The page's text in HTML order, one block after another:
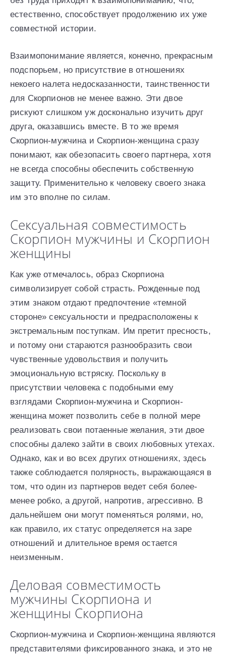
естественно, способствует продолжению их уже
совместной истории.
Взаимопонимание является, конечно, прекрасным
подспорьем, но присутствие в отношениях
некоего налета недосказанности, таинственности
для Скорпионов не менее важно. Эти двое
рискуют слишком уж досконально изучить друг
друга, оказавшись вместе. В то же время
Скорпион-мужчина и Скорпион-женщина сразу
понимают, как обезопасить своего партнера, хотя
не всегда способны обеспечить собственную
защиту. Применительно к человеку своего знака
им это вполне по силам.
Сексуальная совместимость
Скорпион мужчины и Скорпион
женщины
Как уже отмечалось, образ Скорпиона
символизирует собой страсть. Рожденные под
этим знаком отдают предпочтение «темной
стороне» сексуальности и предрасположены к
экстремальным поступкам. Им претит пресность,
и потому они стараются разнообразить свои
чувственные удовольствия и получить
эмоциональную встряску. Поскольку в
присутствии человека с подобными ему
взглядами Скорпион-мужчина и Скорпион-
женщина может позволить себе в полной мере
реализовать свои потаенные желания, эти двое
способны далеко зайти в своих любовных утехах.
Однако, как и во всех других отношениях, здесь
также соблюдается полярность, выражающаяся в
том, что один из партнеров ведет себя более-
менее робко, а другой, напротив, агрессивно. В
дальнейшем они могут поменяться ролями, но,
как правило, их статус определяется на заре
отношений и длительное время остается
неизменным.
Деловая совместимость
мужчины Скорпиона и
женщины Скорпиона
Скорпион-мужчина и Скорпион-женщина являются
представителями фиксированного знака, и это не